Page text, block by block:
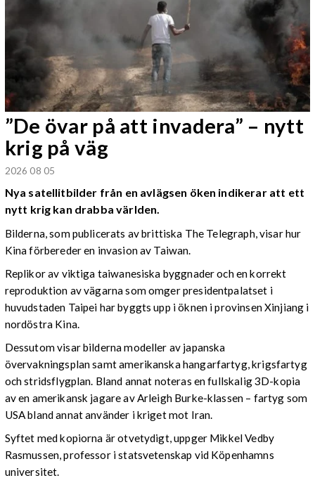
”De övar på att invadera” – nytt
krig på väg
2026 08 05
Nya satellitbilder från en avlägsen öken indikerar att ett
nytt krig kan drabba världen.
Bilderna, som publicerats av brittiska The Telegraph, visar hur
Kina förbereder en invasion av Taiwan.
Replikor av viktiga taiwanesiska byggnader och en korrekt
reproduktion av vägarna som omger presidentpalatset i
huvudstaden Taipei har byggts upp i öknen i provinsen Xinjiang i
nordöstra Kina.
Dessutom visar bilderna modeller av japanska
övervakningsplan samt amerikanska hangarfartyg, krigsfartyg
och stridsflygplan. Bland annat noteras en fullskalig 3D-kopia
av en amerikansk jagare av Arleigh Burke-klassen – fartyg som
USA bland annat använder i kriget mot Iran.
Syftet med kopiorna är otvetydigt, uppger Mikkel Vedby
Rasmussen, professor i statsvetenskap vid Köpenhamns
universitet.